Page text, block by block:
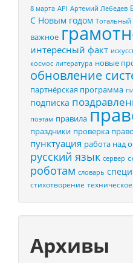
8 марта API Артемий Лебедев
С Новым годом Тотальный
важное
интересный факт
космос литература новые
обновление
партнёрская программа
подписка
поэтам правила
праздники проверка
пунктуация работа над
русский язык сервер
роботам словарь
стихотворение техническое
Архивы